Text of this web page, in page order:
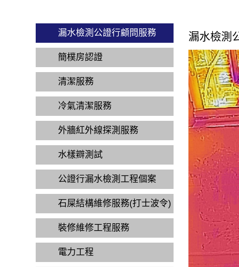
漏水檢測公證行顧問服務
簡樸房認證
清潔服務
冷氣清潔服務
外牆紅外線探測服務
水樣辧測試
公證行漏水檢測工程個案
石屎結構維修服務(打士波令)
裝修維修工程服務
電力工程
漏水檢測